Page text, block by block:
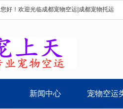
您好！欢迎光临成都宠物空运|成都宠物托运
新闻中心 宠物空运